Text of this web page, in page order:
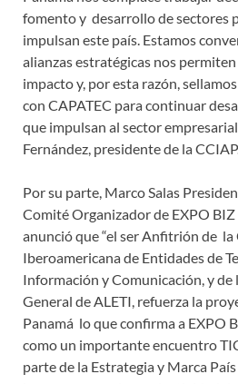
fomento y desarrollo de sectores
impulsan este país. Estamos
alianzas estratégicas nos
impacto y, por esta razón,
con CAPATEC para continuar
que impulsan al sector
Fernández, presidente de la
Por su parte, Marco Salas
Comité Organizador de EXPO
anunció que “el ser Anfitrión de la
Iberoamericana de Entidades de
Información y Comunicación, y de
General de ALETI, refuerza la
Panamá lo que confirma a EXPO
como un importante encuentro
parte de la Estrategia y Marca